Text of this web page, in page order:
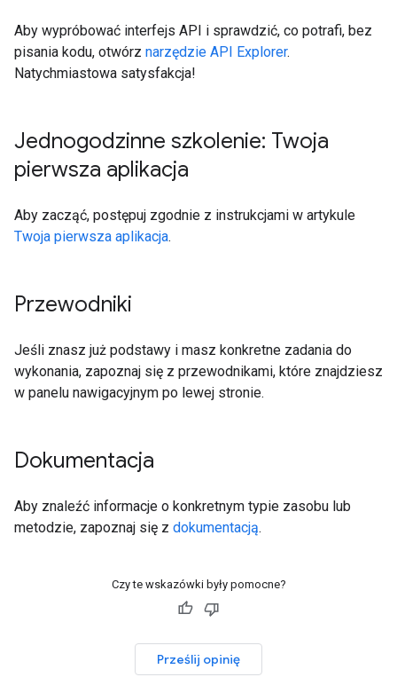
Aby wypróbować interfejs API i sprawdzić, co potrafi, bez
pisania kodu, otwórz narzędzie API Explorer.
Natychmiastowa satysfakcja!
Jednogodzinne szkolenie: Twoja
pierwsza aplikacja
Aby zacząć, postępuj zgodnie z instrukcjami w artykule
Twoja pierwsza aplikacja.
Przewodniki
Jeśli znasz już podstawy i masz konkretne zadania do
wykonania, zapoznaj się z przewodnikami, które znajdziesz
w panelu nawigacyjnym po lewej stronie.
Dokumentacja
Aby znaleźć informacje o konkretnym typie zasobu lub
metodzie, zapoznaj się z dokumentacją.
Czy te wskazówki były pomocne?
Prześlij opinię